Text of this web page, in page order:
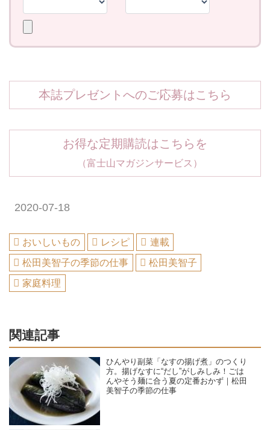
本誌プレゼントへのご応募はこちら
お得な定期購読はこちらを
（富士山マガジンサービス）
2020-07-18
おいしいもの レシピ
連載
松田美智子の季節の仕事
松田美智子
家庭料理
関連記事
ひんやり副菜「なすの揚げ煮」のつくり
方。揚げなすに“だし”がしみしみ！ごは
んやそう麺に合う夏の定番おかず｜松田
美智子の季節の仕事